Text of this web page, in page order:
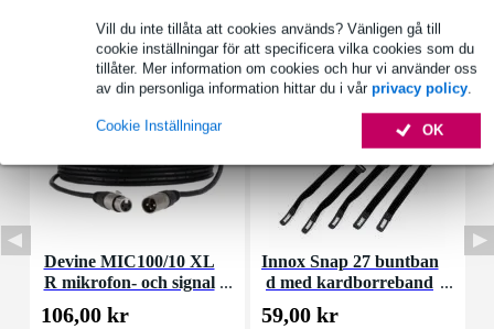
Vill du inte tillåta att cookies används? Vänligen gå till
cookie inställningar för att specificera vilka cookies som du
tillåter. Mer information om cookies och hur vi använder oss
av din personliga information hittar du i vår privacy policy.
OK
Cookie Inställningar
Tillbehör (7)
Devine MIC100/10 XL
R mikrofon- och signal
kabel 10 meter
106,00 kr
Innox Snap 27 buntban
d med kardborreband
59,00 kr